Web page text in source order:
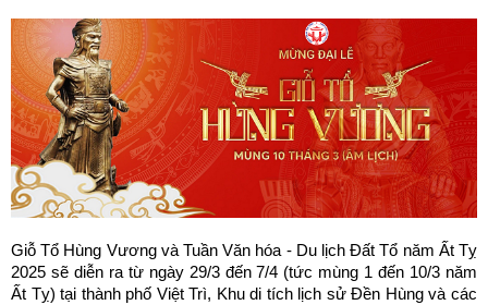
Giỗ Tổ Hùng Vương và Tuần Văn hóa - Du lịch Đất Tổ năm Ất Tỵ
2025 sẽ diễn ra từ ngày 29/3 đến 7/4 (tức mùng 1 đến 10/3 năm
Ất Tỵ) tại thành phố Việt Trì, Khu di tích lịch sử Đền Hùng và các